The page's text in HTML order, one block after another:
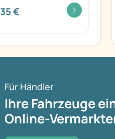
€
Für Händler
Ihre Fahrzeuge
Online-